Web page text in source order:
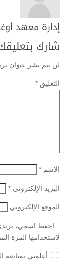
إدارة معهد
شارك
لن يتم نشر عنوان
التعليق *
الاسم *
البريد الإلكتروني *
الموقع الإلكتروني
احفظ اسمي، بريدي
لاستخدامها المرة
أعلمني بمتابعة